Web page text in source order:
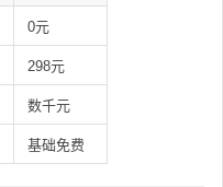
0元
298元
数千元
基础免费